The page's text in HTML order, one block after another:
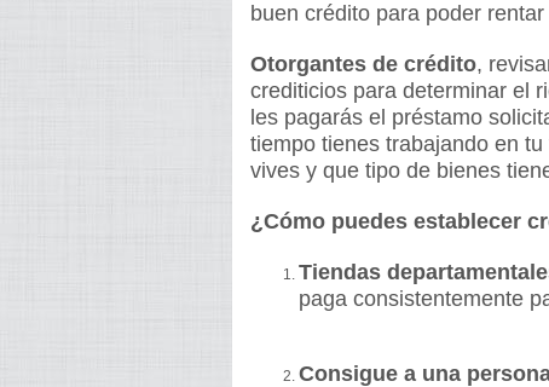
buen crédito para poder
Otorgantes de crédito,
crediticios para determinar el
les pagarás el préstamo
tiempo tienes trabajando en
vives y que tipo de bienes
¿Cómo puedes establecer
Tiendas
paga consistentemente
Consigue a una